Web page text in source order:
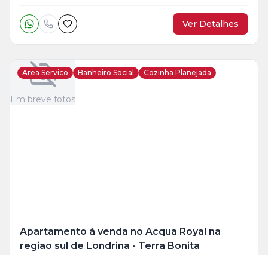
Ver Detalhes
Em breve fotos
Area Servico Banheiro Social Cozinha Planejada
Apartamento à venda no Acqua Royal na
região sul de Londrina - Terra Bonita